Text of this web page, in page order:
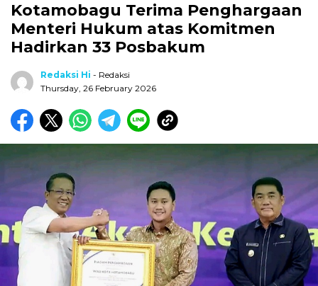
Kotamobagu Terima Penghargaan
Menteri Hukum atas Komitmen
Hadirkan 33 Posbakum
Redaksi Hi - Redaksi
Thursday, 26 February 2026